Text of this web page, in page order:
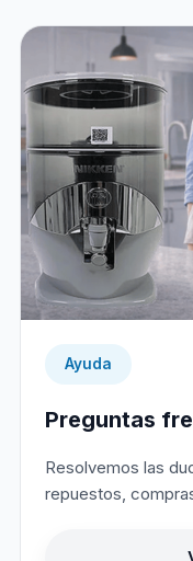
Ayuda
Preguntas
Resolvemos las
repuestos,